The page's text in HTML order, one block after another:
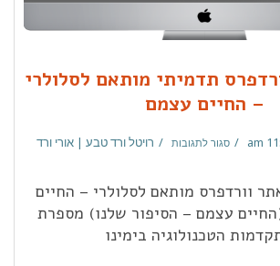
תדמיתי מותאם לסלולרי
– החיים עצמם
סגור לתגובות רויטל ורד טבע | אורי ורד
וורדפרס מותאם לסלולרי – החיים
עצמם – הסיפור שלנו) מספרת
הטכנולוגיה בימינו